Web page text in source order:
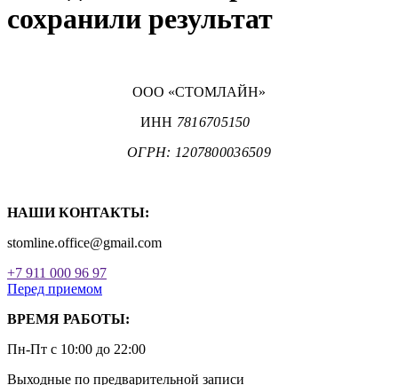
сохранили результат
ООО «СТОМЛАЙН»
ИНН 7816705150
ОГРН: 1207800036509
НАШИ КОНТАКТЫ:
stomline.office@gmail.com
+7 911 000 96 97
Перед приемом
ВРЕМЯ РАБОТЫ:
Пн-Пт с 10:00 до 22:00
Выходные по предварительной записи